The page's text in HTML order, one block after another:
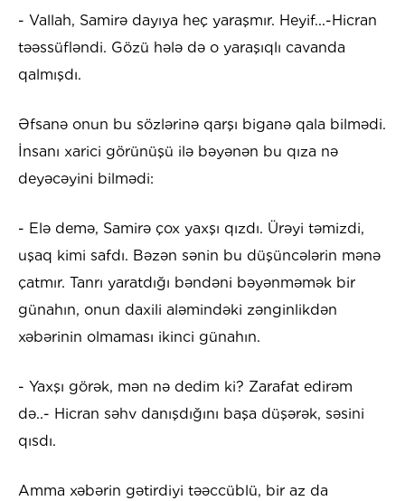
- Vallah, Samirə dayıya heç yaraşmır. Heyif...-Hicran
təəssüfləndi. Gözü hələ də o yaraşıqlı cavanda
qalmışdı.
Əfsanə onun bu sözlərinə qarşı biganə qala bilmədi.
İnsanı xarici görünüşü ilə bəyənən bu qıza nə
deyəcəyini bilmədi:
- Elə demə, Samirə çox yaxşı qızdı. Ürəyi təmizdi,
uşaq kimi safdı. Bəzən sənin bu düşüncələrin mənə
çatmır. Tanrı yaratdığı bəndəni bəyənməmək bir
günahın, onun daxili aləmindəki zənginlikdən
xəbərinin olmaması ikinci günahın.
- Yaxşı görək, mən nə dedim ki? Zarafat edirəm
də..- Hicran səhv danışdığını başa düşərək, səsini
qısdı.
Amma xəbərin gətirdiyi təəccüblü, bir az da